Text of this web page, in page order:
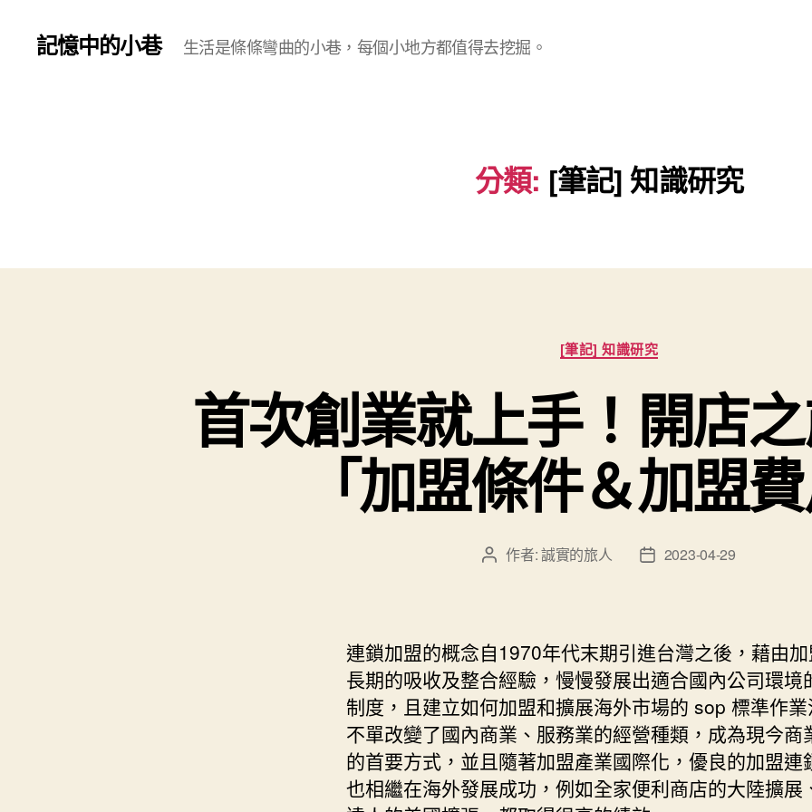
記憶中的小巷 生活是條條彎曲的小巷，每個小地方都值得去挖掘。
分類: [筆記] 知識研究
分
類
[筆記] 知識研究
首次創業就上手！開店
「加盟條件＆加盟
文 作者:誠實的旅人
文
日
期
2023-04-29
連鎖加盟的概念自1970年代末期引進台灣之後，藉由
長期的吸收及整合經驗，慢慢發展出適合國內公司環境
制度，且建立如何加盟和擴展海外市場的 sop 標準作
不單改變了國內商業、服務業的經營種類，成為現今商
的首要方式，並且隨著加盟產業國際化，優良的加盟連
也相繼在海外發展成功，例如全家便利商店的大陸擴展